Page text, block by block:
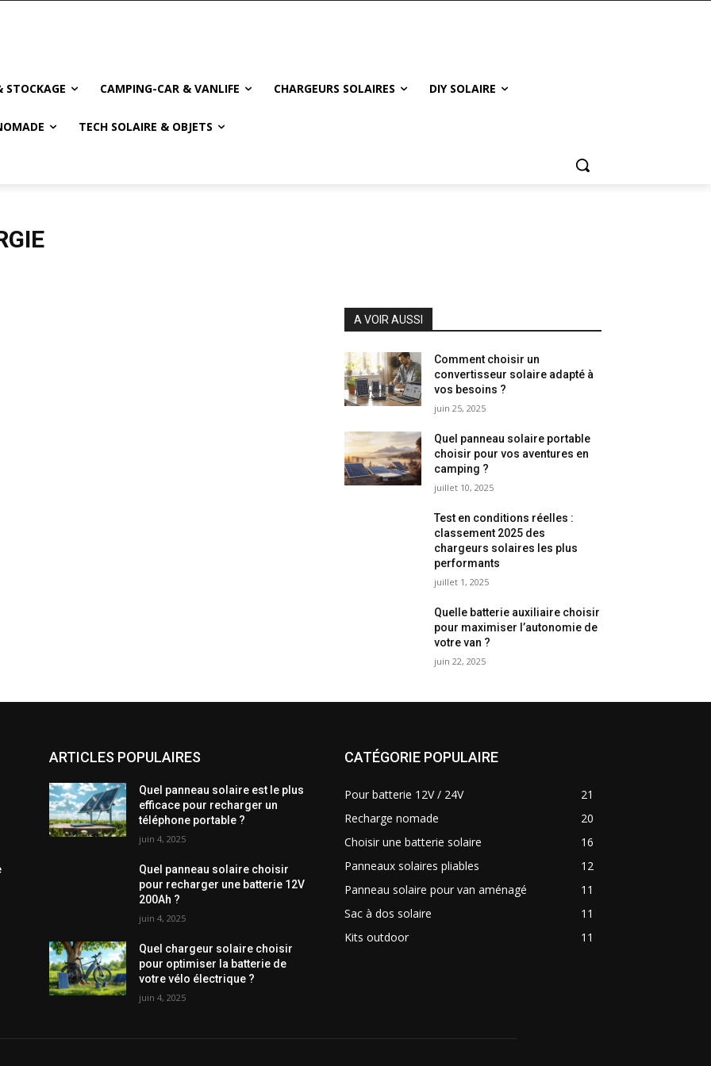
STOCKAGE CAMPING-CAR & VANLIFE CHARGEURS SOLAIRES DIY SOLAIRE
TECH SOLAIRE & OBJETS
A VOIR AUSSI
Comment choisir un
convertisseur solaire adapté à
vos besoins ?
juin 25, 2025
Quel panneau solaire portable
choisir pour vos aventures en
camping ?
juillet 10, 2025
Test en conditions réelles :
classement 2025 des
chargeurs solaires les plus
performants
juillet 1, 2025
Quelle batterie auxiliaire choisir
pour maximiser l’autonomie de
votre van ?
juin 22, 2025
ARTICLES POPULAIRES
Quel panneau solaire est le plus
efficace pour recharger un
téléphone portable ?
juin 4, 2025
Quel panneau solaire choisir
pour recharger une batterie 12V
200Ah ?
juin 4, 2025
Quel chargeur solaire choisir
pour optimiser la batterie de
votre vélo électrique ?
juin 4, 2025
CATÉGORIE POPULAIRE
Pour batterie 12V / 24V
21
Recharge nomade
20
Choisir une batterie solaire
16
Panneaux solaires pliables
12
Panneau solaire pour van aménagé
11
Sac à dos solaire
11
Kits outdoor
11